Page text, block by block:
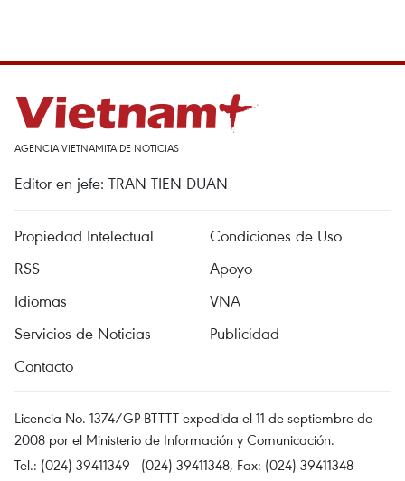
AGENCIA VIETNAMITA DE NOTICIAS
Editor en jefe: TRAN TIEN DUAN
Propiedad Intelectual
Condiciones de Uso
RSS
Apoyo
Idiomas
VNA
Servicios de Noticias
Publicidad
Contacto
Licencia No. 1374/GP-BTTTT expedida el 11 de septiembre de
2008 por el Ministerio de Información y Comunicación.
Tel.: (024) 39411349 - (024) 39411348, Fax: (024) 39411348